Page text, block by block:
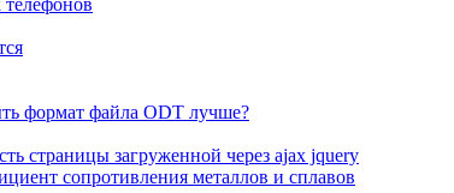
формат файла ODT лучше?
страницы загруженной через ajax jquery
сопротивления металлов и сплавов